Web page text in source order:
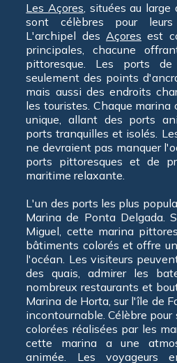
Les Açores, situées au large
sont célèbres pour leurs
L'archipel des Açores est
principales, chacune
pittoresque. Les ports
seulement des points
mais aussi des endroits
les touristes. Chaque
unique, allant des ports
ports tranquilles et isolés.
ne devraient pas manquer
ports pittoresques et de
maritime relaxante.
L'un des ports les plus
Marina de Ponta Delgada.
Miguel, cette marina
bâtiments colorés et offre
l'océan. Les visiteurs
des quais, admirer les
nombreux restaurants et
Marina de Horta, sur l'île de
incontournable. Célèbre
colorées réalisées par les
cette marina a une
animée. Les voyageurs